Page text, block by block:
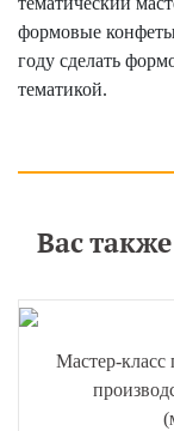
формовые
году сделать
тематикой.
Вас
Мастер-класс